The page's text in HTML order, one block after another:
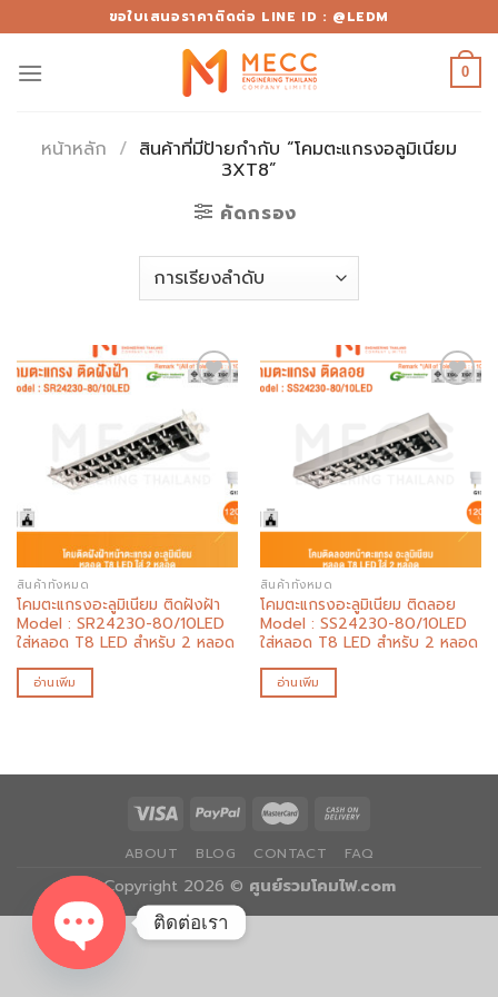
to
content
ขอใบเสนอราคาติดต่อ LINE ID : @LEDM
0
หน้าหลัก / สินค้าที่มีป้ายกำกับ “โคมตะแกรงอลูมิเนียม
3XT8”
คัดกรอง
Add to
wishlist
สินค้าทั้งหมด
โคมตะแกรงอะลูมิเนียม ติดฝังฝ้า
Model : SR24230-80/10LED
ใส่หลอด T8 LED สำหรับ 2 หลอด
อ่านเพิ่ม
Add to
wishlist
สินค้าทั้งหมด
โคมตะแกรงอะลูมิเนียม ติดลอย
Model : SS24230-80/10LED
ใส่หลอด T8 LED สำหรับ 2 หลอด
อ่านเพิ่ม
ABOUT BLOG CONTACT FAQ
Copyright 2026 © ศูนย์รวมโคมไฟ.com
ติดต่อเรา